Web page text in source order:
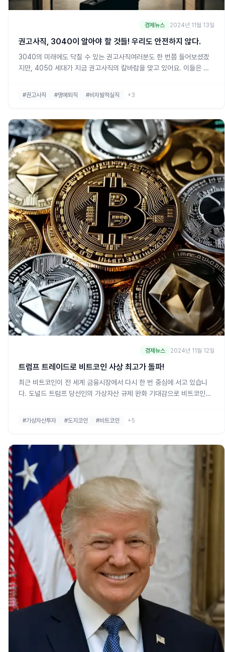
경제뉴스 2024년 11월 13일
권고사직, 3040이 알아야 할 것들! 우리도 안전하지 않다.
3040의 미래에도 닥칠 수 있는 권고사직여러분도 한 번쯤 들어보셨겠
지만, 4050 세대가 지금 권고사직의 칼바람을 맞고 있어요. 이들은 한
#권고사직 #명예퇴직 #비자발적실직 +3
경제뉴스 2024년 11월 12일
트럼프 트레이드로 비트코인 사상 최고가 돌파!
최근 비트코인이 전 세계 금융시장에서 다시 한 번 중심에 서고 있습니
다. 도널드 트럼프 당선인의 가상자산 규제 완화 기대감으로 비트코인은
#가상자산투자 #도지코인 #비트코인 +5